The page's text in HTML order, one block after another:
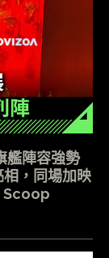
艦陣容強勢
，同場加映
Scoop